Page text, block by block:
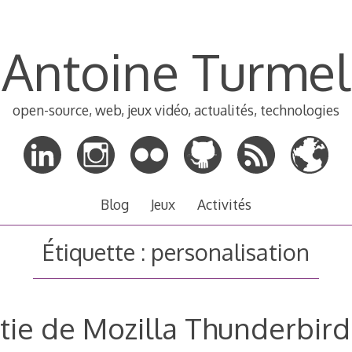
Antoine Turmel
open-source, web, jeux vidéo, actualités, technologies
Blog Jeux Activités
Étiquette : personalisation
de Mozilla